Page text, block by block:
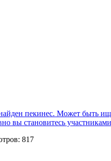
пекинес. Может быть
вы становитесь
817